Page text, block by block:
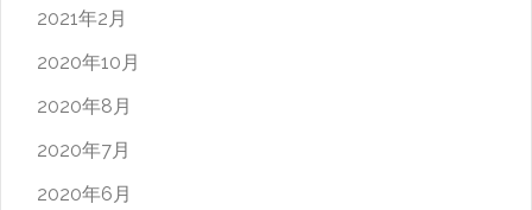
2021年2月
2020年10月
2020年8月
2020年7月
2020年6月